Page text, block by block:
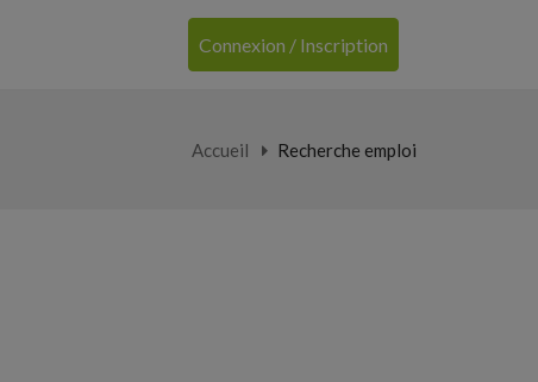
Connexion / Inscription
Accueil Recherche emploi